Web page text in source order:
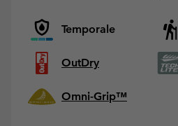
Temporale
OutDry
Omni-Grip™